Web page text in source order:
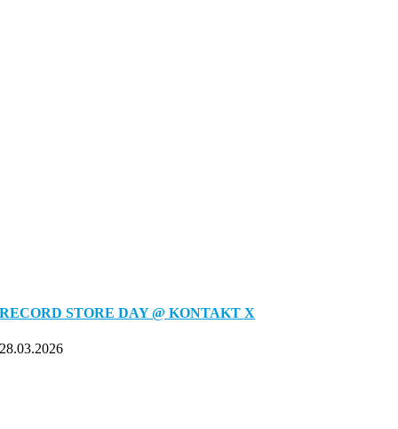
RECORD STORE DAY @ KONTAKT X
28.03.2026